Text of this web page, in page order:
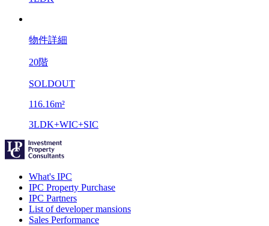
物件詳細
20階
SOLDOUT
116.16m²
3LDK+WIC+SIC
What's IPC
IPC Property Purchase
IPC Partners
List of developer mansions
Sales Performance